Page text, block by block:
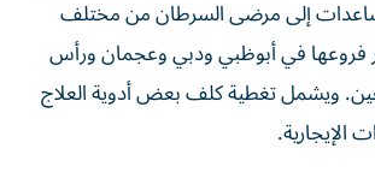
إلى مرضى السرطان من مختلف
فروعها في أبوظبي ودبي وعجمان ورأس
ويشمل تغطية كلف بعض أدوية العلاج
الإيجارية.